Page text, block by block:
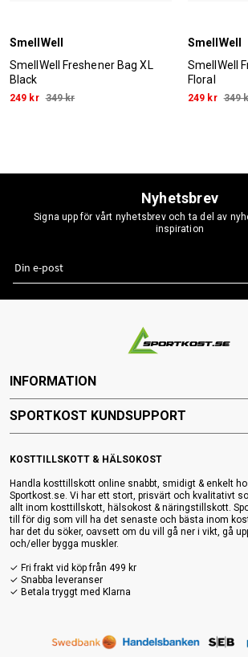
SmellWell
SmellWell Freshener Bag XL
Black
249 kr 349 kr
SmellWell
SmellWell
Floral
249 kr 349
Nyhetsbrev
Signa upp för vårt nyhetsbrev och ta del av
inspiration
KOSTTILLSKOTT & HÄLSOKOST
Handla kosttillskott online snabbt, smidigt & enkelt
Sportkost.se. Vi har ett stort, prisvärt och kvalitativt
allt inom kosttillskott, hälsokost & näringstillskott.
till för dig som vill ha det senaste och bästa inom
har det du söker, oavsett om du vill gå ner i vikt, gå
och/eller bygga muskler.
✓ Fri frakt vid köp från 499 kr
✓ Snabba leveranser
✓ Betala tryggt med Klarna
INFORMATION
SPORTKOST KUNDSUPPORT